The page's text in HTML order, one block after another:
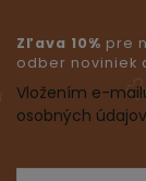
Zľava 10% pre
odber noviniek
Vložením e-
osobných